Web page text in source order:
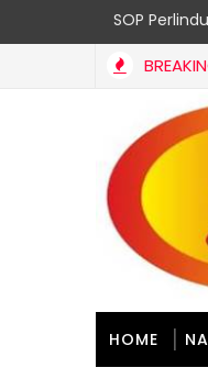
SOP
HOME